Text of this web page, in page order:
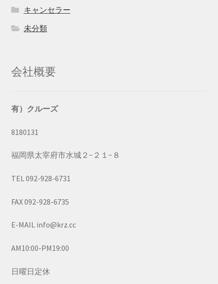
キャンセラー
未分類
会社概要
有）クルーズ
8180131
福岡県太宰府市水城２−２１−８
TEL 092-928-6731
FAX 092-928-6735
E-MAIL info@krz.cc
AM10:00-PM19:00
日曜日定休